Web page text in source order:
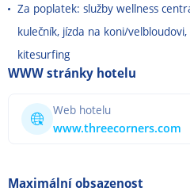
Za poplatek: služby wellness
kulečník, jízda na koni/
kitesurfing
WWW stránky hotelu
Web hotelu
www.threecorners.com
Maximální obsazenost